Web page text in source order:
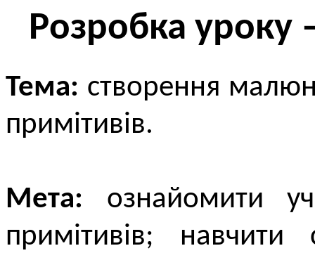
Розробка уроку
Тема: cтворення
примітивів.
Мета: ознайомити
примітивів; навчити